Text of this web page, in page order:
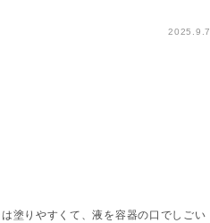
2025.9.7
塗りやすくて、液を容器の口でしごい